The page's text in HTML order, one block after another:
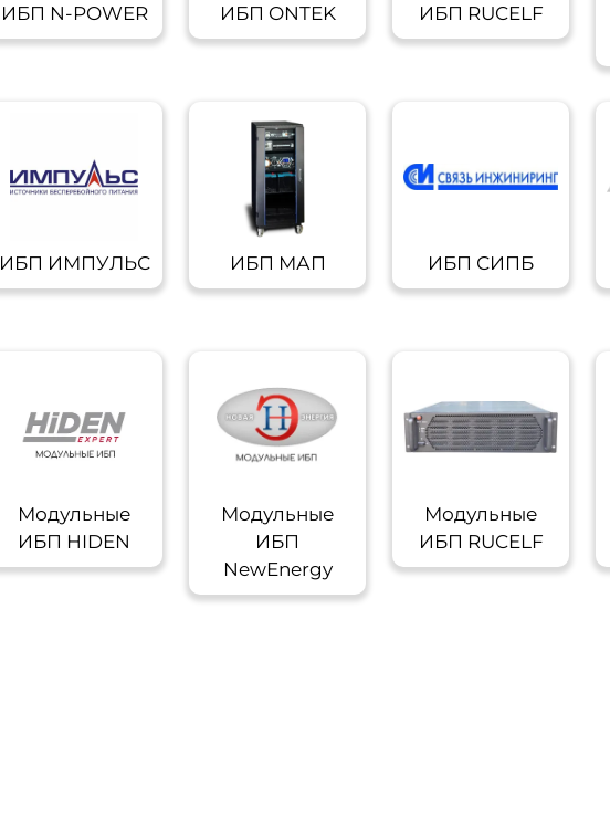
ИБП N-POWER ИБП ONTEK ИБП RUCELF
ИБП ИМПУЛЬС ИБП МАП ИБП СИПБ
Модульные
ИБП HIDEN
Модульные
ИБП
NewEnergy
Модульные
ИБП RUCELF